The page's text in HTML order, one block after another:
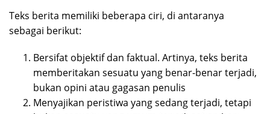
Teks berita memiliki beberapa ciri, di antaranya
sebagai berikut:
Bersifat objektif dan faktual. Artinya, teks berita
memberitakan sesuatu yang benar-benar terjadi,
bukan opini atau gagasan penulis
Menyajikan peristiwa yang sedang terjadi, tetapi